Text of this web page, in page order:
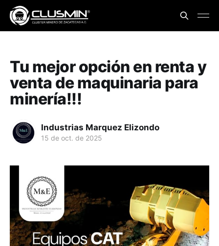
Tu mejor opción en renta y
venta de maquinaria para
minería!!!
Industrias Marquez Elizondo
15 de oct. de 2025